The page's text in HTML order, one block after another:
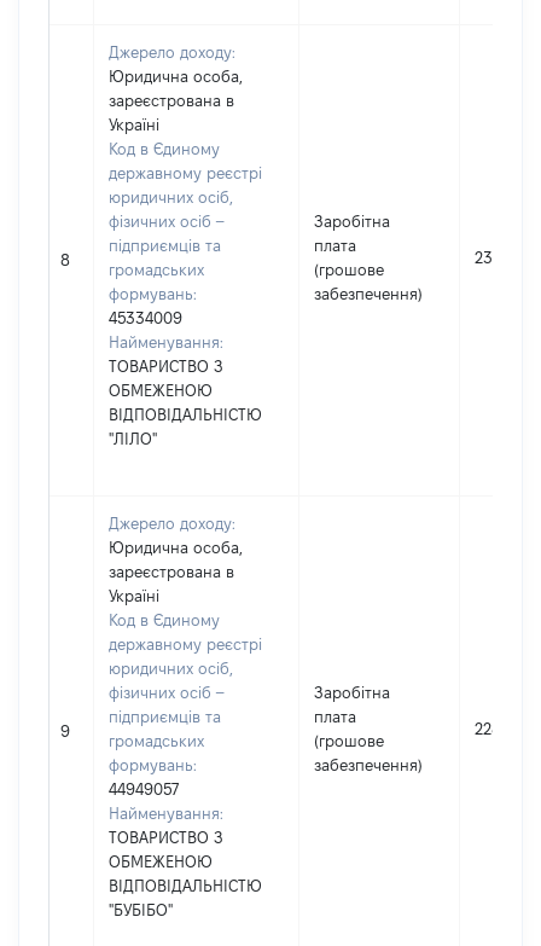
8
Джерело доходу:
Юридична особа,
зареєстрована в
Україні
Код в Єдиному
державному реєстрі
юридичних осіб,
фізичних осіб –
підприємців та
громадських
формувань:
45334009
Найменування:
ТОВАРИСТВО З
ОБМЕЖЕНОЮ
ВІДПОВІДАЛЬНІСТЮ
"ЛІЛО"
Заробітна
плата
(грошове
забезпечення)
233429
9
Джерело доходу:
Юридична особа,
зареєстрована в
Україні
Код в Єдиному
державному реєстрі
юридичних осіб,
фізичних осіб –
підприємців та
громадських
формувань:
44949057
Найменування:
ТОВАРИСТВО З
ОБМЕЖЕНОЮ
ВІДПОВІДАЛЬНІСТЮ
"БУБІБО"
Заробітна
плата
(грошове
забезпечення)
228193